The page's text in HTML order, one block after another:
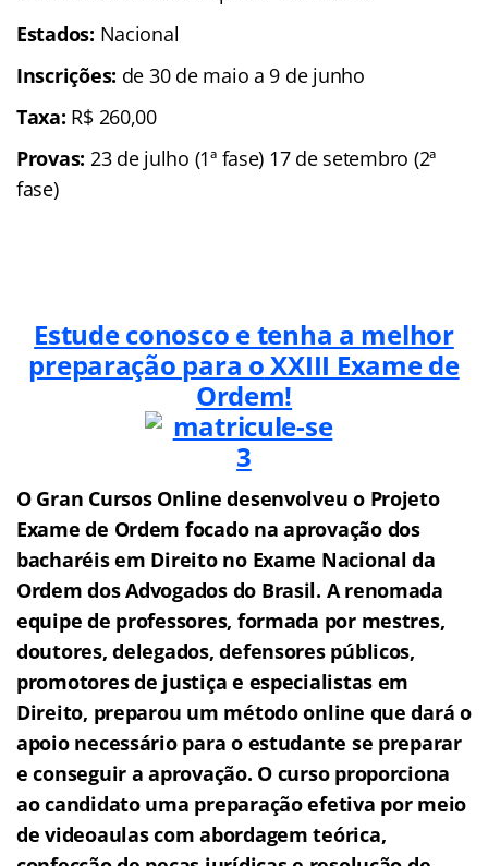
Estados: Nacional
Inscrições: de 30 de maio a 9 de junho
Taxa: R$ 260,00
Provas: 23 de julho (1ª fase) 17 de setembro (2ª
fase)
Estude conosco e tenha a melhor
preparação para oXXIII Exame de
Ordem!
O Gran Cursos Online desenvolveu o Projeto
Exame de Ordem focado na aprovação dos
bacharéis em Direito no Exame Nacional da
Ordem dos Advogados do Brasil. A renomada
equipe de professores, formada por mestres,
doutores, delegados, defensores públicos,
promotores de justiça e especialistas em
Direito, preparou um método online que dará o
apoio necessário para o estudante se preparar
e conseguir a aprovação. O curso proporciona
ao candidato uma preparação efetiva por meio
de videoaulas com abordagem teórica,